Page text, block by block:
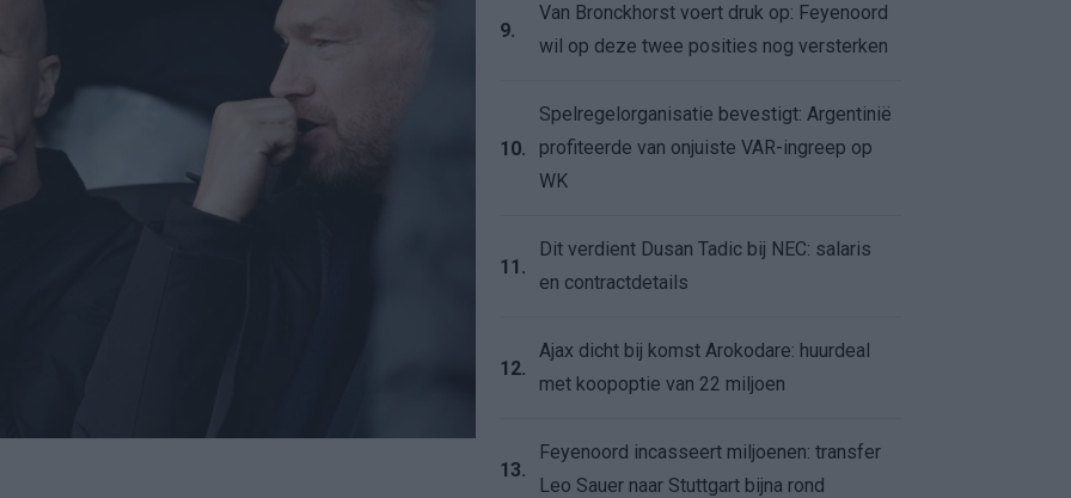
9.
Van Bronckhorst voert druk op: Feyenoord
wil op deze twee posities nog versterken
10.
Spelregelorganisatie bevestigt: Argentinië
profiteerde van onjuiste VAR-ingreep op
WK
11.
Dit verdient Dusan Tadic bij NEC: salaris
en contractdetails
12.
Ajax dicht bij komst Arokodare: huurdeal
met koopoptie van 22 miljoen
13.
Feyenoord incasseert miljoenen: transfer
Leo Sauer naar Stuttgart bijna rond